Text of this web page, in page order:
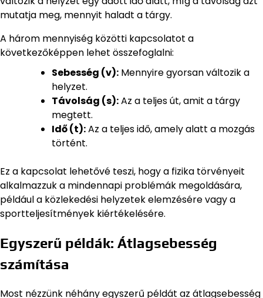
mutatja meg, mennyit haladt a tárgy.
A három mennyiség közötti kapcsolatot a
következőképpen lehet összefoglalni:
Sebesség (v): Mennyire gyorsan változik a
helyzet.
Távolság (s):Az a teljes út, amit a tárgy
megtett.
Idő (t):Az a teljes idő, amely alatt a mozgás
történt.
Ez a kapcsolat lehetővé teszi, hogy a fizika törvényeit
alkalmazzuk a mindennapi problémák megoldására,
például a közlekedési helyzetek elemzésére vagy a
sportteljesítmények kiértékelésére.
Egyszerű példák: Átlagsebesség
számítása
Most nézzünk néhány egyszerű példát az átlagsebesség